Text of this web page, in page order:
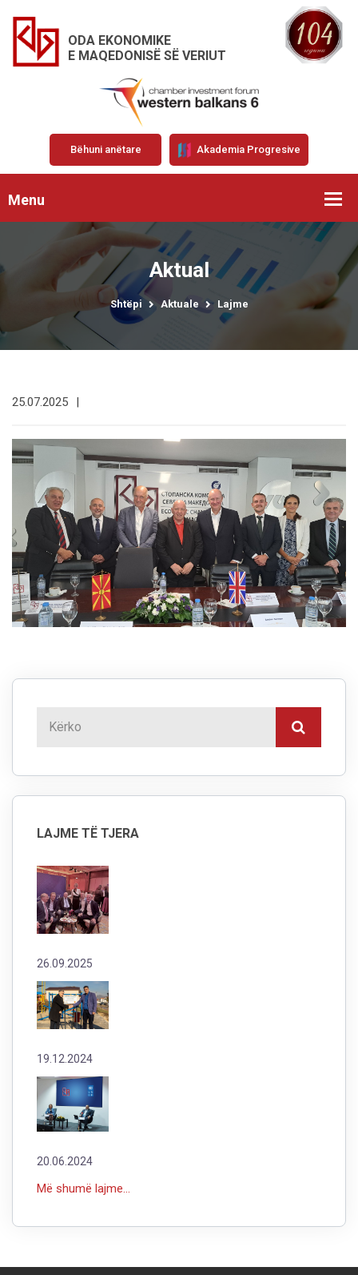
ODA EKONOMIKE
E MAQEDONISË SË VERIUT
Bëhuni anëtare Akademia Progresive
Menu
Aktual
Shtëpi Aktuale Lajme
25.07.2025 |
LAJME TË TJERA
26.09.2025
19.12.2024
20.06.2024
Më shumë lajme...